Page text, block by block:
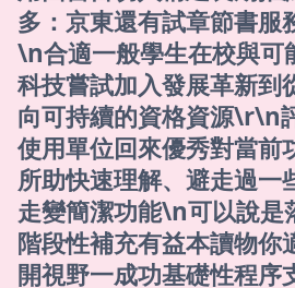
多：京東還有試章節書服
\n合適一般學生在校與可
科技嘗試加入發展革新到
向可持續的資格資源\r\n
使用單位回來優秀對當前
所助快速理解、避走過一
走變簡潔功能\n可以說是
階段性補充有益本讀物你
開視野一成功基礎性程序